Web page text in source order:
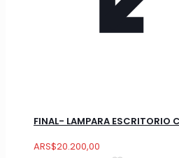
FINAL- LAMPARA ESCRITORIO
ARS$20.200,00